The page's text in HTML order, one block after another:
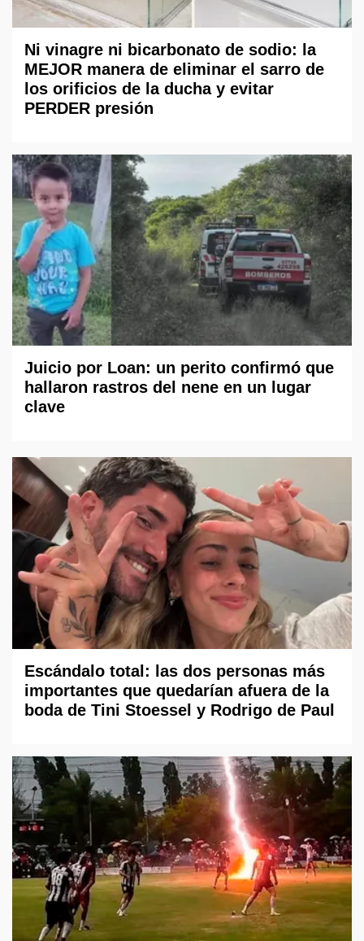
Ni vinagre ni bicarbonato de sodio: la
MEJOR manera de eliminar el sarro de
los orificios de la ducha y evitar
PERDER presión
Juicio por Loan: un perito confirmó que
hallaron rastros del nene en un lugar
clave
Escándalo total: las dos personas más
importantes que quedarían afuera de la
boda de Tini Stoessel y Rodrigo de Paul